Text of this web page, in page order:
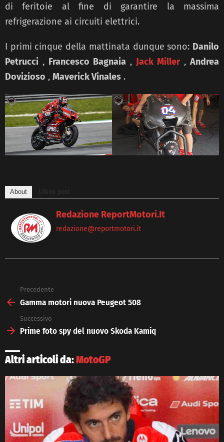
di feritoie al fine di garantire la massima
refrigerazione ai circuiti elettrici.
I primi cinque della mattinata dunque sono: Danilo
Petrucci , Francesco Bagnaia , Jack Miller, Andrea
Dovizioso , Maverick Vinales .
About Ultimi post
Redazione ReportMotori.it
redazione@reportmotori.it
more
Precedente
Gamma motori nuova Peugeot 508
Successivo
Prime foto spy del nuovo Skoda Kamiq
Altri articoli da:MotoGP